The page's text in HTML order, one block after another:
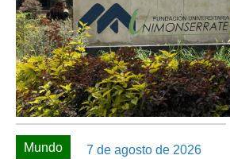
Mundo
7 de agosto de 2026